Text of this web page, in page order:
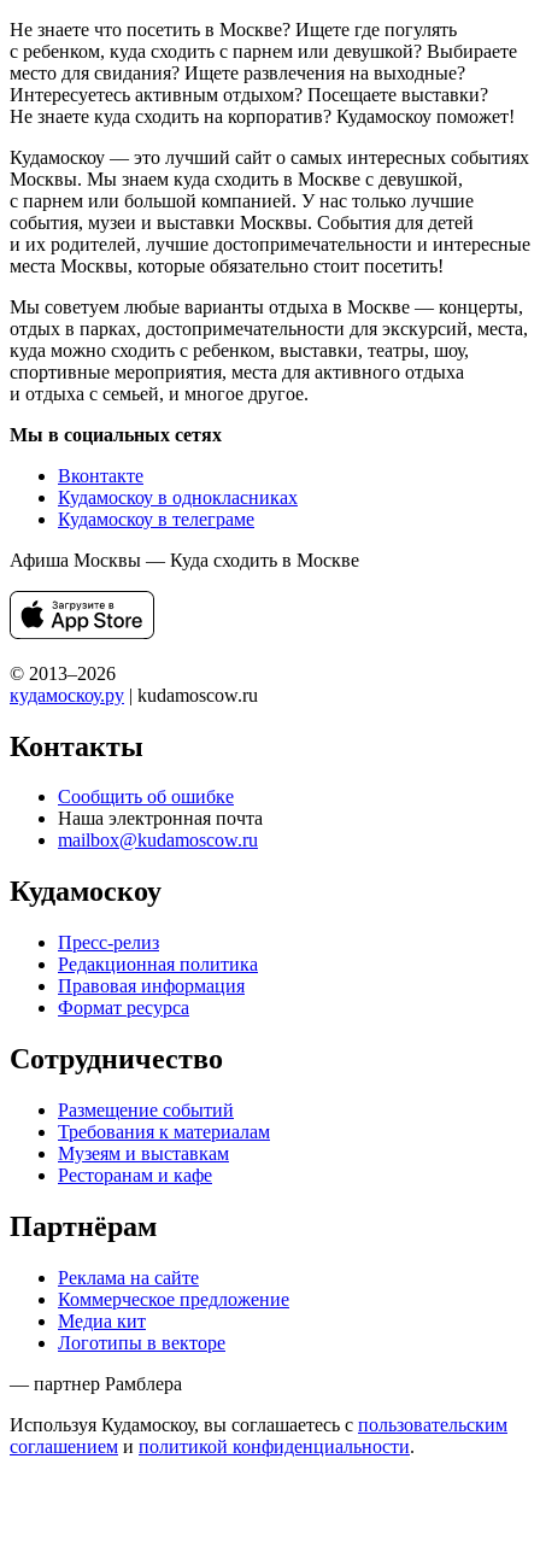
Не знаете что посетить в Москве? Ищете где погулять
с ребенком, куда сходить с парнем или девушкой? Выбираете
место для свидания? Ищете развлечения на выходные?
Интересуетесь активным отдыхом? Посещаете выставки?
Не знаете куда сходить на корпоратив? Кудамоскоу поможет!
Кудамоскоу — это лучший сайт о самых интересных событиях
Москвы. Мы знаем куда сходить в Москве с девушкой,
с парнем или большой компанией. У нас только лучшие
события, музеи и выставки Москвы. События для детей
и их родителей, лучшие достопримечательности и интересные
места Москвы, которые обязательно стоит посетить!
Мы советуем любые варианты отдыха в Москве — концерты,
отдых в парках, достопримечательности для экскурсий, места,
куда можно сходить с ребенком, выставки, театры, шоу,
спортивные мероприятия, места для активного отдыха
и отдыха с семьей, и многое другое.
Мы в социальных сетях
Вконтакте
Кудамоскоу в однокласниках
Кудамоскоу в телеграме
Афиша Москвы — Куда сходить в Москве
© 2013–2026
кудамоскоу.ру | kudamoscow.ru
Контакты
Сообщить об ошибке
Наша электронная почта
mailbox@kudamoscow.ru
Кудамоскоу
Пресс-релиз
Редакционная политика
Правовая информация
Формат ресурса
Сотрудничество
Размещение событий
Требования к материалам
Музеям и выставкам
Ресторанам и кафе
Партнёрам
Реклама на сайте
Коммерческое предложение
Медиа кит
Логотипы в векторе
— партнер Рамблера
Используя Кудамоскоу, вы соглашаетесь с пользовательским
соглашением и политикой конфиденциальности.